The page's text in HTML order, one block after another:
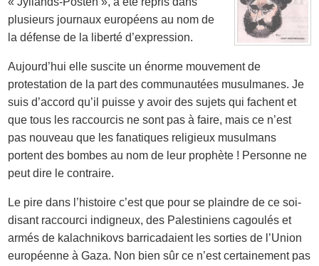
plusieurs journaux européens au nom de
la défense de la liberté d’expression.
Aujourd’hui elle suscite un énorme mouvement de
protestation de la part des communautées musulmanes. Je
suis d’accord qu’il puisse y avoir des sujets qui fachent et
que tous les raccourcis ne sont pas à faire, mais ce n’est
pas nouveau que les fanatiques religieux musulmans
portent des bombes au nom de leur prophète ! Personne ne
peut dire le contraire.
Le pire dans l’histoire c’est que pour se plaindre de ce soi-
disant raccourci indigneux, des Palestiniens cagoulés et
armés de kalachnikovs barricadaient les sorties de l’Union
européenne à Gaza. Non bien sûr ce n’est certainement pas